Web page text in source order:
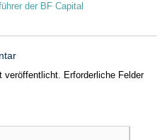
der BF Capital
veröffentlicht. Erforderliche Felder